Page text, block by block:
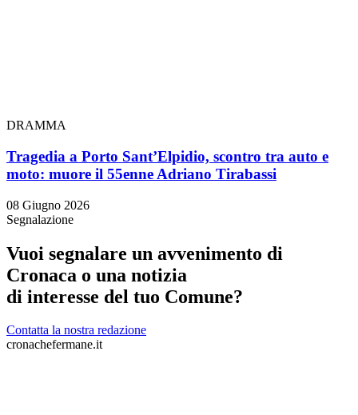
DRAMMA
Tragedia a Porto Sant’Elpidio, scontro tra auto e
moto: muore il 55enne Adriano Tirabassi
08 Giugno 2026
Segnalazione
Vuoi segnalare un avvenimento di
Cronaca o una notizia
di interesse del tuo Comune?
Contatta la nostra redazione
cronachefermane.it